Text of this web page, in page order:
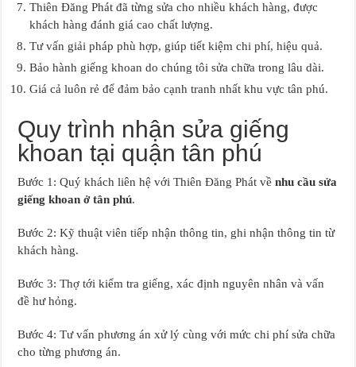
Thiên Đăng Phát đã từng sửa cho nhiều khách hàng, được
khách hàng đánh giá cao chất lượng.
Tư vấn giải pháp phù hợp, giúp tiết kiệm chi phí, hiệu quả.
Bảo hành giếng khoan do chúng tôi sửa chữa trong lâu dài.
Giá cả luôn rẻ để đảm bảo cạnh tranh nhất khu vực tân phú.
Quy trình nhận sửa giếng
khoan tại quận tân phú
Bước 1: Quý khách liên hệ với Thiên Đăng Phát vềnhu cầu sửa
giếng khoan ở tân phú.
Bước 2: Kỹ thuật viên tiếp nhận thông tin, ghi nhận thông tin từ
khách hàng.
Bước 3: Thợ tới kiểm tra giếng, xác định nguyên nhân và vấn
đề hư hỏng.
Bước 4: Tư vấn phương án xử lý cùng với mức chi phí sửa chữa
cho từng phương án.